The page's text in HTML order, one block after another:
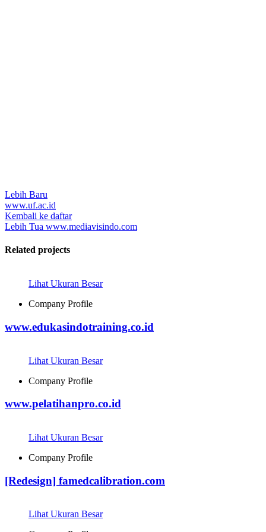
Lebih Baru
www.uf.ac.id
Kembali ke daftar
Lebih Tua www.mediavisindo.com
Related projects
Lihat Ukuran Besar
Company Profile
www.edukasindotraining.co.id
Lihat Ukuran Besar
Company Profile
www.pelatihanpro.co.id
Lihat Ukuran Besar
Company Profile
[Redesign] famedcalibration.com
Lihat Ukuran Besar